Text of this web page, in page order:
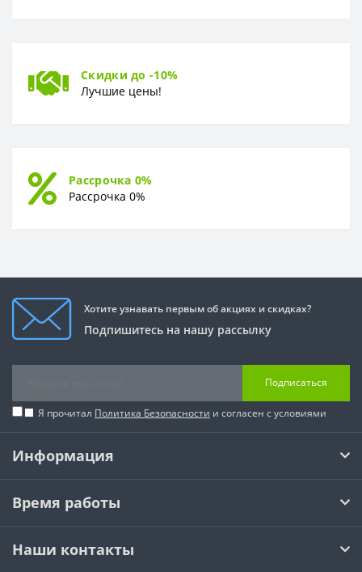
Скидки до -10%
Лучшие цены!
Рассрочка 0%
Рассрочка 0%
Хотите узнавать первым об акциях и скидках?
Подпишитесь на нашу рассылку
Подписаться
Я прочитал Политика Безопасности и согласен с условиями
Информация
Время работы
Наши контакты